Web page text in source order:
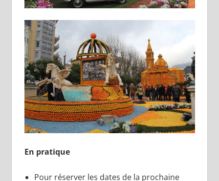
En pratique
Pour réserver les dates de la prochaine